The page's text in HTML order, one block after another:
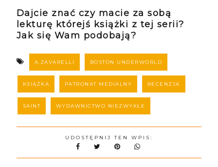
Dajcie znać czy macie za sobą
lekturę którejś książki z tej serii?
Jak się Wam podobają?
A.ZAVARELLI BOSTON UNDERWORLD
KSIĄŻKA PATRONAT MEDIALNY RECENZJA
SAINT WYDAWNICTWO NIEZWYKŁE
UDOSTĘPNIJ TEN WPIS: